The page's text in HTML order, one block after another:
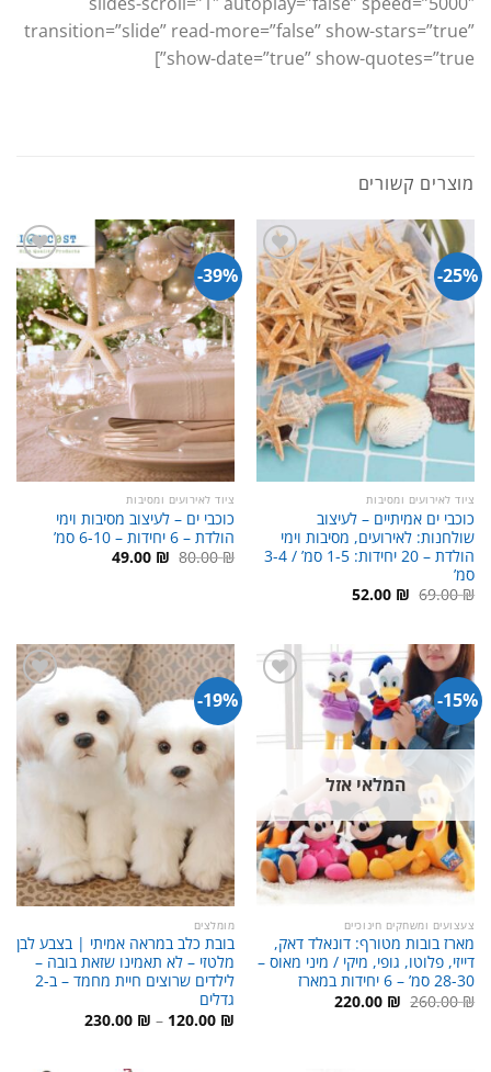
transition=”slide” read-more=”false” show-stars=”true”
show-date=”true” show-quotes=”true”]
מוצרים קשורים
25%-
ציוד לאירועים ומסיבות
כוכבי ים אמיתיים – לעיצוב
שולחנות: לאירועים, מסיבות וימי
הולדת – 20 יחידות: 1-5 סמ’ / 3-4
סמ’
69.00₪ המחיר52.00 ₪ המחיר
39%-
ציוד לאירועים ומסיבות
כוכבי ים – לעיצוב מסיבות וימי
הולדת – 6 יחידות – 6-10 סמ’
80.00₪ המחיר49.00 ₪ המחיר
15%-
המלאי אזל
צעצועים ומשחקים חינוכיים
מארז בובות מטורף: דונאלד דאק,
דייזי, פלוטו, גופי, מיקי / מיני מאוס –
28-30 סמ’ – 6 יחידות במארז
260.00₪ המחיר
המקורי
220.00 ₪ המחיר
הנוכחי
19%-
מומלצים
בובת כלב במראה אמיתי | בצבע לבן
מלטזי – לא תאמינו שזאת בובה –
לילדים שרוצים חיית מחמד – ב-2
גדלים
120.00 ₪
–
230.00 ₪ טווח
מחירים: